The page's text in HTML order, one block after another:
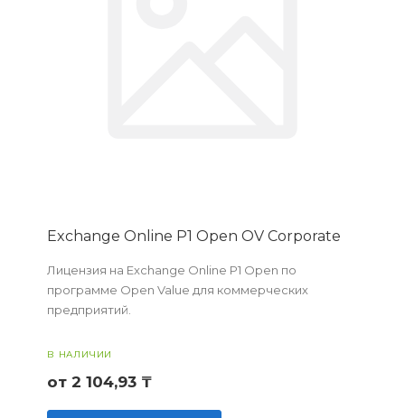
Exchange Online P1 Open OV Corporate
Лицензия на Exchange Online P1 Open по
программе Open Value для коммерческих
предприятий.
В НАЛИЧИИ
от 2 104,93 ₸